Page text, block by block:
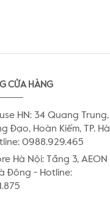
CỬA HÀNG
HN: 34 Quang Trung,
Đạo, Hoàn Kiếm, TP. Hà
0988.929.465
Hà Nội: Tầng 3, AEON
Đông - Hotline: